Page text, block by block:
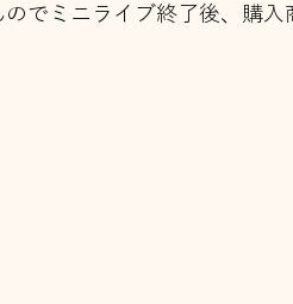
でミニライブ終了後、購入